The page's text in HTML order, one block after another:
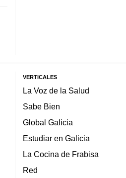
VERTICALES
La Voz de la Salud
Sabe Bien
Global Galicia
Estudiar en Galicia
La Cocina de Frabisa
Red